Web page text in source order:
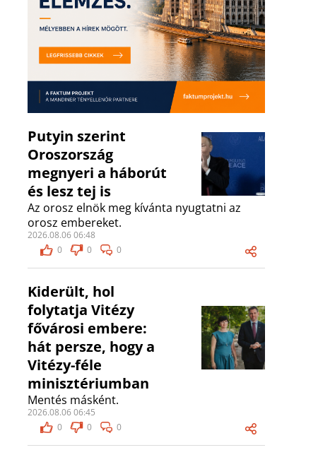
Putyin szerint
Oroszország
megnyeri a háborút
és lesz tej is
Az orosz elnök meg kívánta nyugtatni az
orosz embereket.
2026.08.06 06:48
0
0 0
Kiderült, hol
folytatja Vitézy
fővárosi embere:
hát persze, hogy a
Vitézy-féle
minisztériumban
Mentés másként.
2026.08.06 06:45
0
0 0